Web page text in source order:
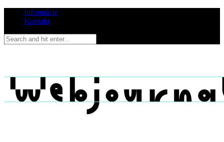
Informácie
Kontakt